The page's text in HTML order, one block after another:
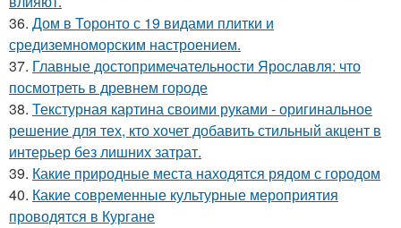
36. Дом в Торонто с 19 видами плитки и
средиземноморским настроением.
37. Главные достопримечательности Ярославля: что
посмотреть в древнем городе
38. Текстурная картина своими руками - оригинальное
решение для тех, кто хочет добавить стильный акцент в
интерьер без лишних затрат.
39. Какие природные места находятся рядом с городом
40. Какие современные культурные мероприятия
проводятся в Кургане